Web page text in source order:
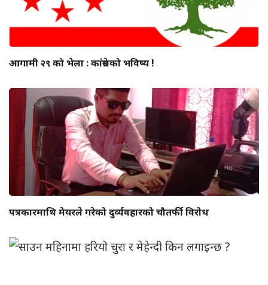
आगामी २९ को भेला : कांग्रेसको भविष्य !
पत्रकारमाथि मेयरले गरेको दुर्व्यवहारको चौतर्फी विरोध